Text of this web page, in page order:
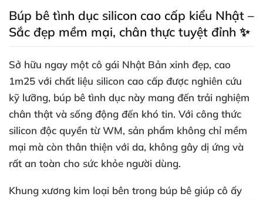
Búp bê tình dục silicon cao cấp kiểu Nhật –
Sắc đẹp mềm mại, chân thực tuyệt đỉnh ✨
Sở hữu ngay một cô gái Nhật Bản xinh đẹp, cao
1m25 với chất liệu silicon cao cấp được nghiên cứu
kỹ lưỡng, búp bê tình dục này mang đến trải nghiệm
chân thật và sống động đến khó tin. Với công thức
silicon độc quyền từ WM, sản phẩm không chỉ mềm
mại mà còn thân thiện với da, không gây dị ứng và
rất an toàn cho sức khỏe người dùng.
Khung xương kim loại bên trong búp bê giúp cô ấy